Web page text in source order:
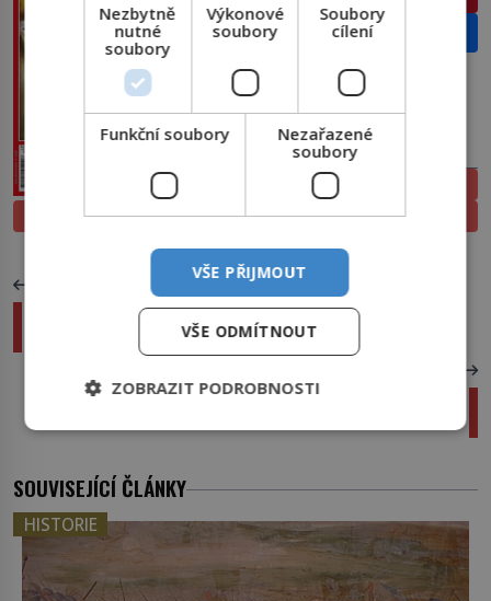
PROLISTOVAT
Email
PŘEDPLATNÉ
ELEKTRONICKÉ
TIŠTĚNÉ
PŘEDCHOZÍ ČLÁNEK
Na dotek smrti: 3 hvězdy, které málem zemřou
Pravěké vymoženosti: Kojenecké láhve z doby
SOUVISEJÍCÍ ČLÁNKY
HISTORIE
Nezbytně
nutné
soubory
Výkonové
soubory
Soubory
cílení
Funkční soubory
Nezařazené
soubory
VŠE PŘIJMOUT
VŠE ODMÍTNOUT
ZOBRAZIT PODROBNOSTI